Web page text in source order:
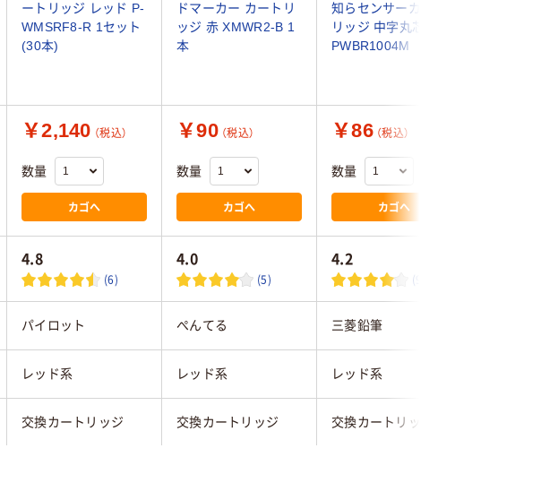
ートリッジ レッド P-
WMSRF8-R 1セット
(30本)
ドマーカー カートリ
ッジ 赤 XMWR2-B 1
本
知らセンサーカート
リッジ 中字丸芯 赤
PWBR1004M
￥2,140 （税込）
数量
カゴへ
￥90 （税込）
数量
カゴへ
￥86 （税込）
数量
カゴへ
4.8
(6)
4.0
(5)
4.2
(9)
パイロット ぺんてる 三菱鉛筆
レッド系 レッド系 レッド系
交換カートリッジ 交換カートリッジ 交換カートリッジ